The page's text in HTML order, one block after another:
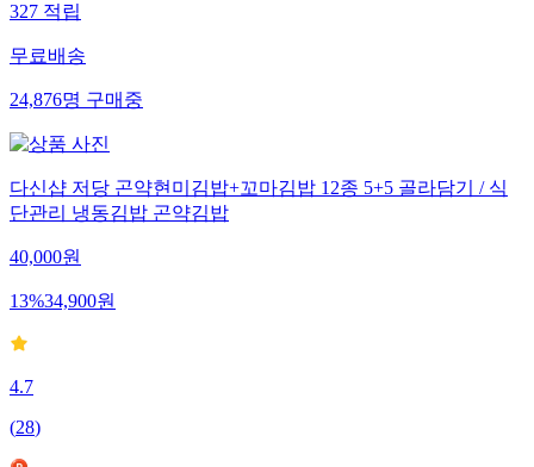
327 적립
무료배송
24,876명 구매중
다신샵 저당 곤약현미김밥+꼬마김밥 12종 5+5 골라담기 / 식
단관리 냉동김밥 곤약김밥
40,000원
13%34,900원
4.7
(28)